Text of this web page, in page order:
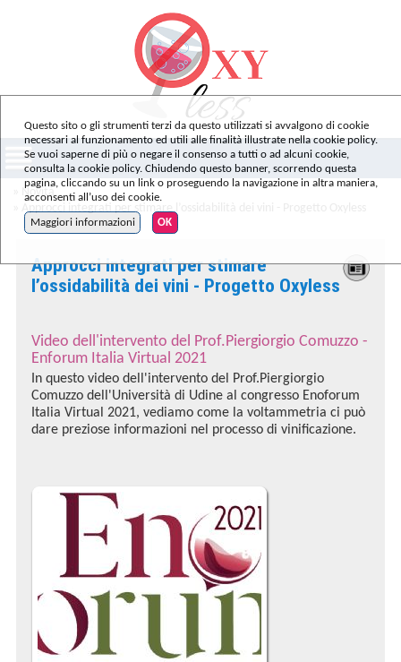
Novità
Approcci integrati per stimare
l’ossidabilità dei vini - Progetto Oxyless
Video dell'intervento del Prof.Piergiorgio Comuzzo -
Enforum Italia Virtual 2021
In questo video dell'intervento del Prof.Piergiorgio
Comuzzo dell'Università di Udine al congresso Enoforum
Italia Virtual 2021, vediamo come la voltammetria ci può
dare preziose informazioni nel processo di vinificazione.
Questo sito o gli strumenti terzi da questo utilizzati si avvalgono di cookie
necessari al funzionamento ed utili alle finalità illustrate nella cookie policy.
Se vuoi saperne di più o negare il consenso a tutti o ad alcuni cookie,
consulta la cookie policy. Chiudendo questo banner, scorrendo questa
pagina, cliccando su un link o proseguendo la navigazione in altra maniera,
acconsenti all’uso dei cookie.
Maggiori informazioni OK